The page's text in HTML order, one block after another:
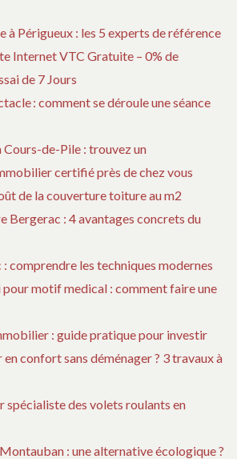
à Périgueux : les 5 experts de référence
Internet VTC Gratuite – 0% de
de 7 Jours
: comment se déroule une séance
Cours-de-Pile : trouvez un
certifié près de chez vous
de la couverture toiture au m2
Bergerac : 4 avantages concrets du
comprendre les techniques modernes
motif medical : comment faire une
: guide pratique pour investir
confort sans déménager ? 3 travaux à
spécialiste des volets roulants en
: une alternative écologique ?